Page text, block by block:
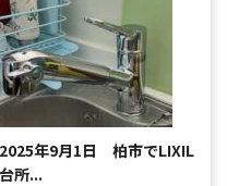
2025年9月1日 柏市でLIXIL
台所...